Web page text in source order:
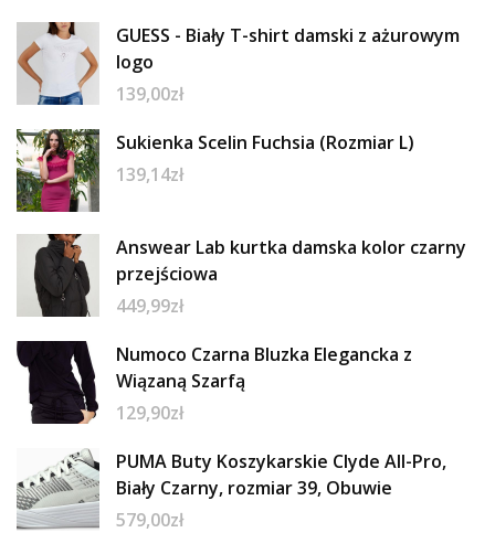
GUESS - Biały T-shirt damski z ażurowym
logo
139,00zł
Sukienka Scelin Fuchsia (Rozmiar L)
139,14zł
Answear Lab kurtka damska kolor czarny
przejściowa
449,99zł
Numoco Czarna Bluzka Elegancka z
Wiązaną Szarfą
129,90zł
PUMA Buty Koszykarskie Clyde All-Pro,
Biały Czarny, rozmiar 39, Obuwie
579,00zł